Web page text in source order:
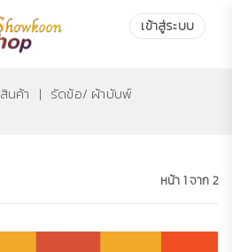
เข้าสู่ระบบ
เข้าสู่ระบบ
สินค้า | รัดข้อ/ ผ้าบับพ์
หน้า 1 จาก 2